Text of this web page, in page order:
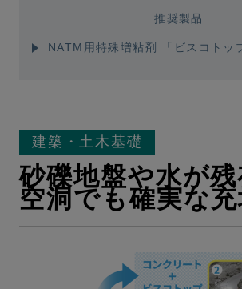
推奨製品
NATM用特殊増粘剤 「ビスコトッ
建築・土木基礎
砂礫地盤や水が残
空洞でも確実な